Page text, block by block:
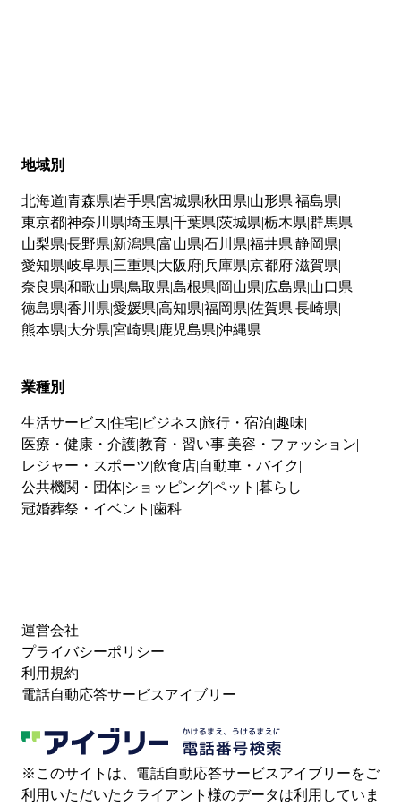
地域別
北海道 青森県 岩手県 宮城県 秋田県 山形県 福島県
東京都神奈川県 埼玉県 千葉県 茨城県 栃木県 群馬県
山梨県 長野県 新潟県 富山県 石川県 福井県 静岡県
愛知県 岐阜県 三重県 大阪府兵庫県 京都府滋賀県
奈良県 和歌山県 鳥取県 島根県 岡山県 広島県 山口県
徳島県 香川県 愛媛県 高知県 福岡県 佐賀県 長崎県
熊本県 大分県 宮崎県 鹿児島県 沖縄県
業種別
生活サービス 住宅 ビジネス 旅行・宿泊 趣味
医療・健康・介護教育・習い事 美容・ファッション
レジャー・スポーツ 飲食店 自動車・バイク
公共機関・団体 ショッピングペット 暮らし
冠婚葬祭・イベント 歯科
運営会社
プライバシーポリシー
利用規約
電話自動応答サービスアイブリー
※このサイトは、電話自動応答サービスアイブリーをご
利用いただいたクライアント様のデータは利用していま